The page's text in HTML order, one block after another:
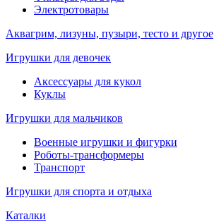
Электротовары
Аквагрим, лизуны, пузыри, тесто и другое
Игрушки для девочек
Аксессуары для кукол
Куклы
Игрушки для мальчиков
Военные игрушки и фигурки
Роботы-трансформеры
Транспорт
Игрушки для спорта и отдыха
Каталки